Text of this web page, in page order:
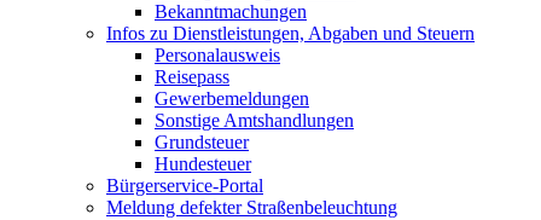
Bekanntmachungen
Infos zu Dienstleistungen, Abgaben und Steuern
Personalausweis
Reisepass
Gewerbemeldungen
Sonstige Amtshandlungen
Grundsteuer
Hundesteuer
Bürgerservice-Portal
Meldung defekter Straßenbeleuchtung